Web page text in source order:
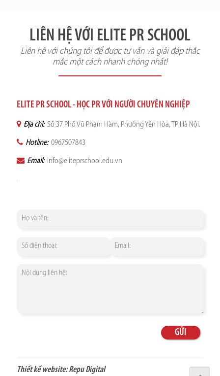
LIÊN HỆ VỚI ELITE PR SCHOOL
Liên hệ với chúng tôi để được tư vấn và giải đáp thắc
mắc một cách nhanh chóng nhất!
ELITE PR SCHOOL - HỌC PR VỚI NGƯỜI CHUYÊN NGHIỆP
Địa chỉ: Số 37 Phố Vũ Phạm Hàm, Phường Yên Hòa, TP Hà Nội.
Hotline: 0967507843
Email: info@eliteprschool.edu.vn
Thiết kế website:Repu Digital